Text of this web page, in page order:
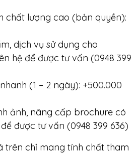
chất lượng cao (bản quyền):
dịch vụ sử dụng cho
hệ để được tư vấn (0948 399
(1 – 2 ngày): +500.000
ảnh, nâng cấp brochure có
được tư vấn (0948 399 636)
trên chỉ mang tính chất tham